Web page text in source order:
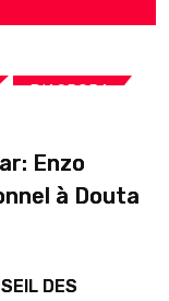
DIASPORA
Enzo
à Douta
DES